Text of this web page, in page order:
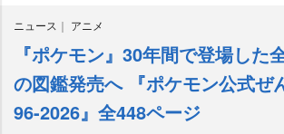
ニュース アニメ
『ポケモン』30年間で登場した
の図鑑発売へ 『ポケモン公式ぜ
96-2026』全448ページ